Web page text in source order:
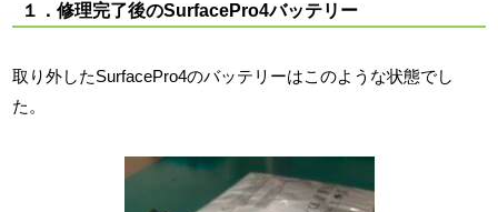
１．修理完了後のSurfacePro4バッテリー
取り外したSurfacePro4のバッテリーはこのような状態でし
た。